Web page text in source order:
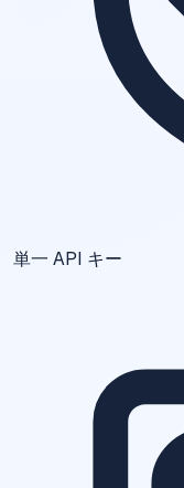
単一 API キー